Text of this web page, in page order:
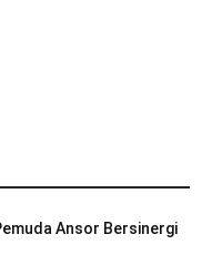
Ansor Bersinergi